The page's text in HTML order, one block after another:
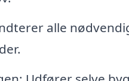
alle